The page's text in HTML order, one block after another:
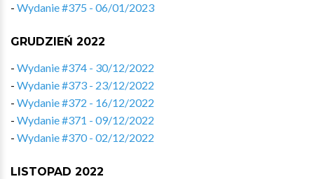
- Wydanie #375 - 06/01/2023
GRUDZIEŃ 2022
- Wydanie #374 - 30/12/2022
- Wydanie #373 - 23/12/2022
- Wydanie #372 - 16/12/2022
- Wydanie #371 - 09/12/2022
- Wydanie #370 - 02/12/2022
LISTOPAD 2022